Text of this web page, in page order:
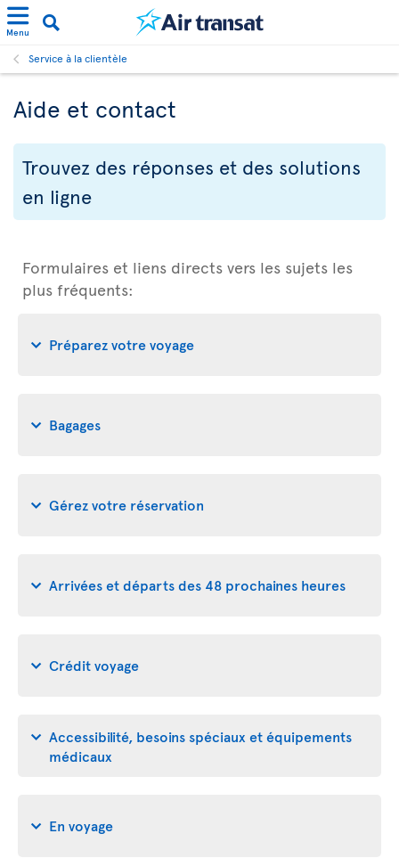
Menu
Service à la clientèle
Aide et contact
Trouvez des réponses et des solutions
en ligne
Formulaires et liens directs vers les sujets les
plus fréquents:
Préparez votre voyage
Bagages
Gérez votre réservation
Arrivées et départs des 48 prochaines heures
Crédit voyage
Accessibilité, besoins spéciaux et équipements
médicaux
En voyage